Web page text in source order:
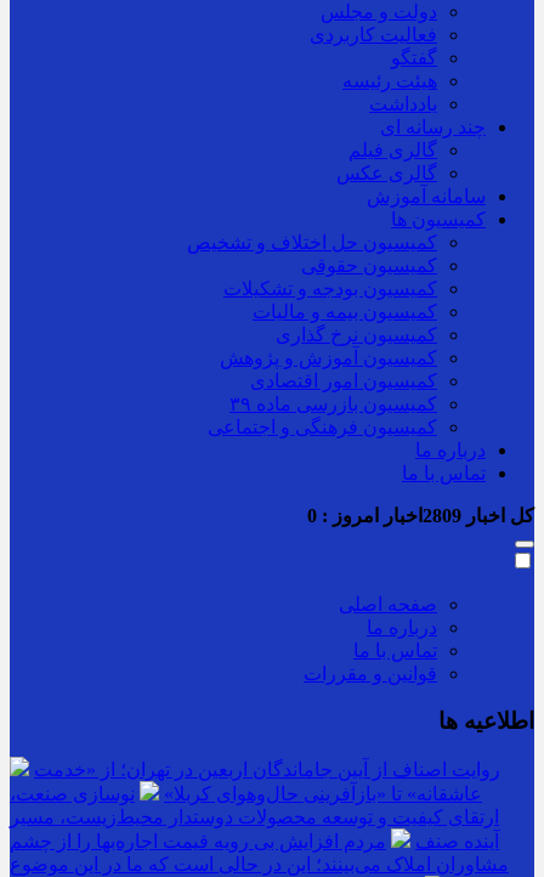
دولت و مجلس
فعالیت کاربردی
گفتگو
هیئت رئیسه
یادداشت
چند رسانه ای
گالری فیلم
گالری عکس
سامانه آموزش
کمیسیون ها
کمیسیون حل اختلاف و تشخیص
کمیسیون حقوقی
کمیسیون بودجه و تشکیلات
کمیسیون بیمه و مالیات
کمیسیون نرخ گذاری
کمیسیون آموزش و پژوهش
کمیسیون امور اقتصادی
کمیسیون بازرسی ماده ۳۹
کمیسیون فرهنگی و اجتماعی
درباره ما
تماس با ما
کل اخبار اخبار امروز : 0
صفحه اصلی
درباره ما
تماس با ما
قوانین و مقررات
اطلاعیه ها
روایت اصناف از آیین جاماندگان اربعین در تهران؛ از «خدمت
عاشقانه» تا «بازآفرینی حال‌وهوای کربلا»
نوسازی صنعت،
ارتقای کیفیت و توسعه محصولات دوستدار محیط‌زیست، مسیر
آینده صنف
مردم افزایش بی رویه قیمت اجاره‌بها را از چشم
مشاوران املاک می‌بینند؛ این در حالی است که ما در این موضوع